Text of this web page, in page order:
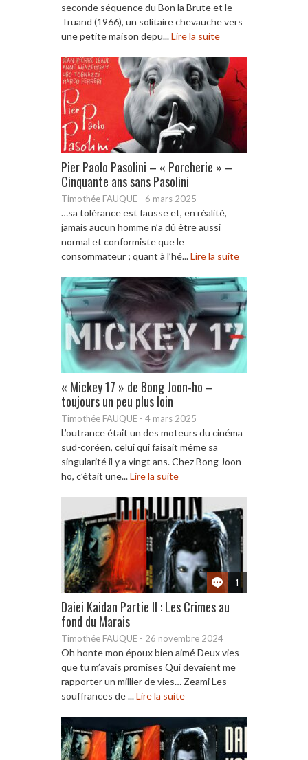
seconde séquence du Bon la Brute et le
Truand (1966), un solitaire chevauche vers
une petite maison depu...Lire la suite
Pier Paolo Pasolini – « Porcherie » –
Cinquante ans sans Pasolini
Timothée FAUQUE - 6 mars 2025
…sa tolérance est fausse et, en réalité,
jamais aucun homme n’a dû être aussi
normal et conformiste que le
consommateur ; quant à l’hé...Lire la suite
« Mickey 17 » de Bong Joon-ho –
toujours un peu plus loin
Timothée FAUQUE - 4 mars 2025
L’outrance était un des moteurs du cinéma
sud-coréen, celui qui faisait même sa
singularité il y a vingt ans. Chez Bong Joon-
ho, c’était une...Lire la suite
1
Daiei Kaidan Partie II : Les Crimes au
fond du Marais
Timothée FAUQUE - 26 novembre 2024
Oh honte mon époux bien aimé Deux vies
que tu m’avais promises Qui devaient me
rapporter un millier de vies… Zeami Les
souffrances de ...Lire la suite